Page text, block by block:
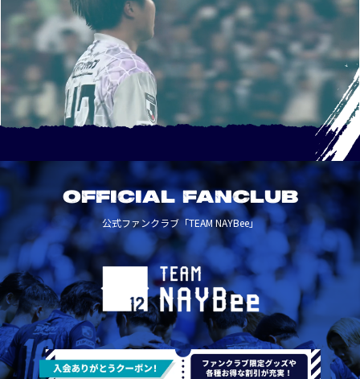
OFFICIAL FANCLUB
公式ファンクラブ「TEAM NAYBee」